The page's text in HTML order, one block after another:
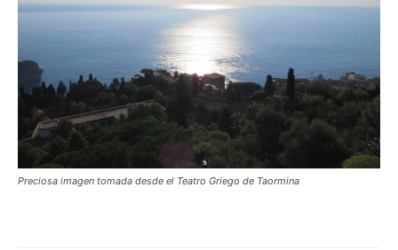
Preciosa imagen tomada desde el Teatro Griego de Taormina